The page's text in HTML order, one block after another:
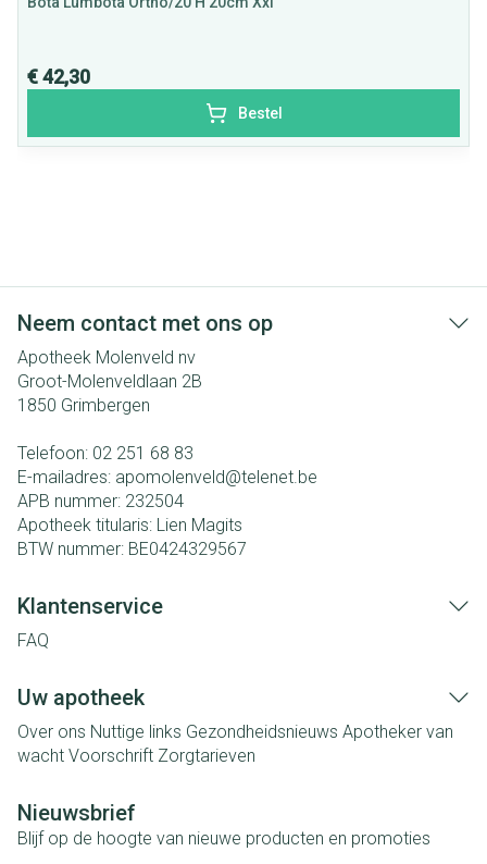
€ 42,30
Bestel
Neem contact met ons op
Apotheek Molenveld nv
Groot-Molenveldlaan 2B
1850 Grimbergen
Telefoon: 02 251 68 83
E-mailadres: apomolenveld@telenet.be
APB nummer: 232504
Apotheek titularis: Lien Magits
BTW nummer: BE0424329567
Klantenservice
FAQ
Uw apotheek
Over ons Nuttige links Gezondheidsnieuws Apotheker van
wacht Voorschrift Zorgtarieven
Nieuwsbrief
Blijf op de hoogte van nieuwe producten en promoties